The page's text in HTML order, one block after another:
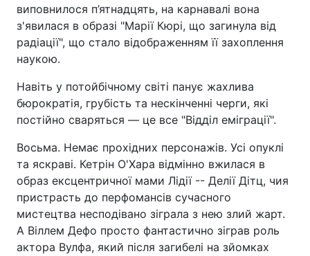
виповнилося п’ятнадцять, на карнавалі вона
з'явилася в образі "Марії Кюрі, що загинула від
радіації", що стало відображенням її захоплення
наукою.
Навіть у потойбічному світі панує жахлива
бюрократія, грубість та нескінченні черги, які
постійно сваряться — це все "Відділ еміграції".
Восьма. Немає прохідних персонажів. Усі опуклі
та яскраві. Кетрін О'Хара відмінно вжилася в
образ ексцентричної мами Лідії -- Делії Дітц, чия
пристрасть до перфомансів сучасного
мистецтва несподівано зіграла з нею злий жарт.
А Віллем Дефо просто фантастично зіграв роль
актора Вулфа, який після загибелі на зйомках